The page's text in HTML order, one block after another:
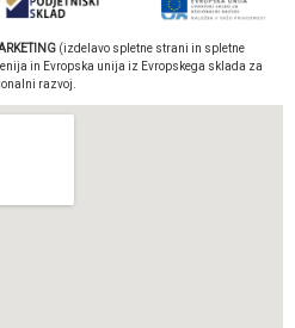
(izdelavo spletne strani in spletne
in Evropska unija iz Evropskega sklada za
razvoj.